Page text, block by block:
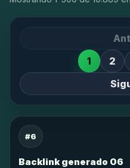
1
2
#6
Backlink generado 06